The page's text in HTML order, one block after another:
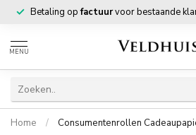
Betaling opfactuurvoor bestaande
MENU
Home / Consumentenrollen